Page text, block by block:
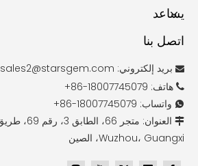
يساعد
اتصل بنا
 بريد إلكتروني: sales2@starsgem.com
 هاتف: 18007745079-86+
 واتساب: 18007745079-86+

Wuzhou، Guangxi، الصين